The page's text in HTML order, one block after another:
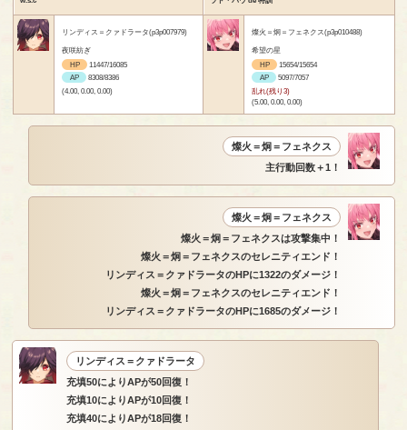
リンディス＝クァドラータ(p3p007979)
夜咲紡ぎ
HP
11447/16085
AP
8308/8386
(4.00, 0.00, 0.00)
燦火＝炯＝フェネクス(p3p010488)
希望の星
HP
15654/15654
AP
5097/7057
乱れ(残り3)
(5.00, 0.00, 0.00)
燦火＝炯＝フェネクス
主行動回数＋1！
燦火＝炯＝フェネクス
燦火＝炯＝フェネクスは攻撃集中！
燦火＝炯＝フェネクスのセレニティエンド！
リンディス＝クァドラータのHPに1322のダメージ！
燦火＝炯＝フェネクスのセレニティエンド！
リンディス＝クァドラータのHPに1685のダメージ！
リンディス＝クァドラータ
充填50によりAPが50回復！
充填10によりAPが10回復！
充填40によりAPが18回復！